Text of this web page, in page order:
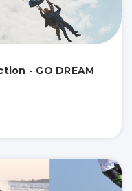
- GO DREAM